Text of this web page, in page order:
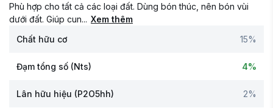
Phù hợp cho tất cả các loại đất. Dùng bón thúc, nên bón vùi
dưới đất. Giúp cun... Xem thêm
Chất hữu cơ
15%
Đạm tổng số (Nts) 4%
Lân hữu hiệu (P2O5hh) 2%